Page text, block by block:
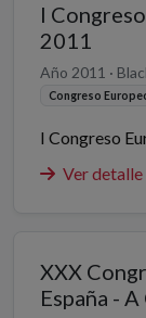
I
2011
Año 2011 ·
Congreso
I Congreso
Ver detalle
XXX
España -